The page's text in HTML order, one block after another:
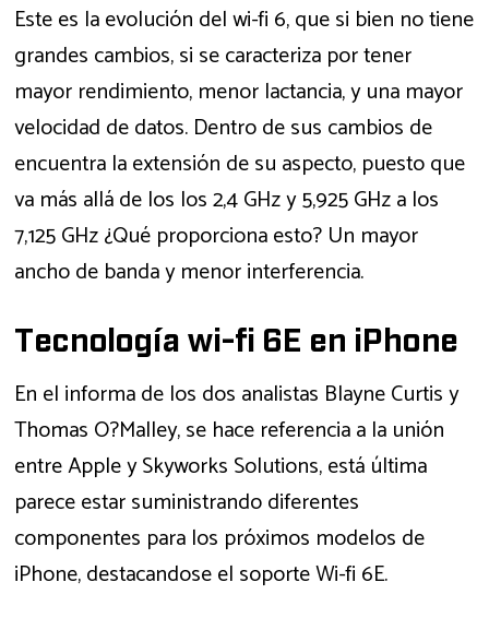
Este es la evolución del wi-fi 6, que si bien no tiene
grandes cambios, si se caracteriza por tener
mayor rendimiento, menor lactancia, y una mayor
velocidad de datos. Dentro de sus cambios de
encuentra la extensión de su aspecto, puesto que
va más allá de los los 2,4 GHz y 5,925 GHz a los
7,125 GHz ¿Qué proporciona esto? Un mayor
ancho de banda y menor interferencia.
Tecnología wi-fi 6E en iPhone
En el informa de los dos analistas Blayne Curtis y
Thomas O?Malley, se hace referencia a la unión
entre Apple y Skyworks Solutions, está última
parece estar suministrando diferentes
componentes para los próximos modelos de
iPhone, destacandose el soporte Wi-fi 6E.